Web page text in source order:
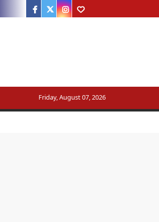
Facebook
Twitter
Instagram
Youtube
Friday, August 07, 2026